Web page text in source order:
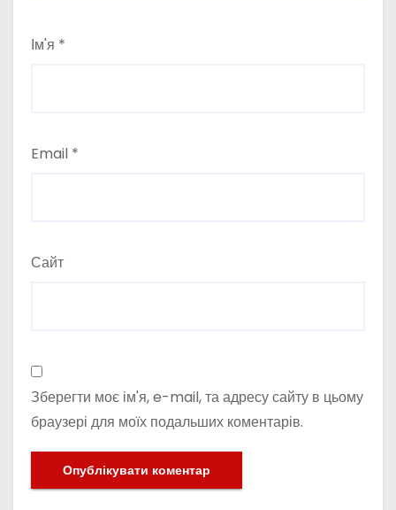
Ім'я *
Email *
Сайт
Зберегти моє ім'я, e-mail, та адресу сайту в цьому
браузері для моїх подальших коментарів.